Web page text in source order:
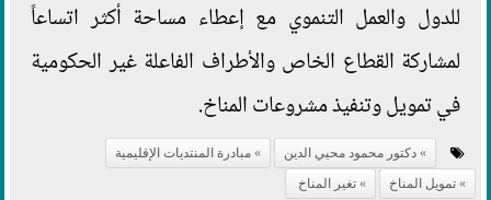
للدول والعمل التنموي مع إعطاء مساحة أكثر اتساعاً
لمشاركة القطاع الخاص والأطراف الفاعلة غير الحكومية
في تمويل وتنفيذ مشروعات المناخ.
دكتور محمود محيي الدين
مبادرة المنتديات الإقليمية
تمويل المناخ
تغير المناخ